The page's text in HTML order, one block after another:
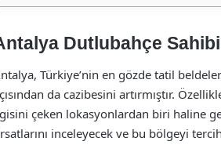
Dutlubahçe
Türkiye’nin en gözde tatil
da cazibesini artırmıştır.
çeken lokasyonlardan biri haline
inceleyecek ve bu bölgeyi